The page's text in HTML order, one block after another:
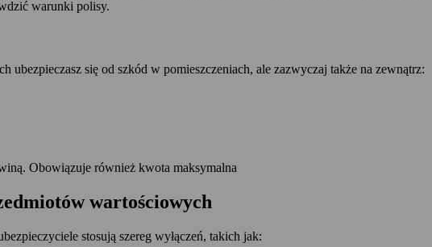
warunki polisy.
się od szkód w pomieszczeniach, ale zazwyczaj także na zewnątrz:
Obowiązuje również kwota maksymalna
wartościowych
stosują szereg wyłączeń, takich jak: